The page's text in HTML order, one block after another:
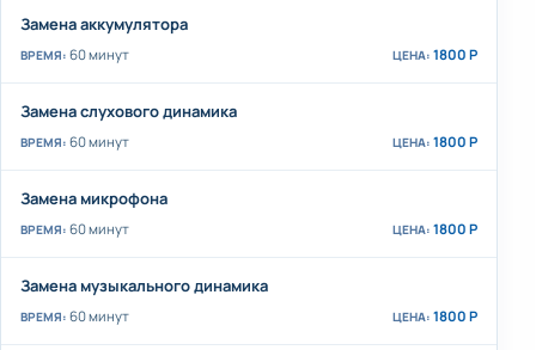
Замена аккумулятора
60 минут 1800 Р
Замена слухового динамика
60 минут 1800 Р
Замена микрофона
60 минут 1800 Р
Замена музыкального динамика
60 минут 1800 Р